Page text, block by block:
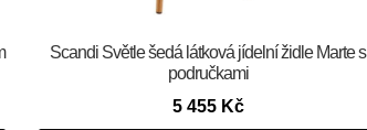
Scandi Světle šedá látková jídelní židle Marte s
područkami
5 455 Kč